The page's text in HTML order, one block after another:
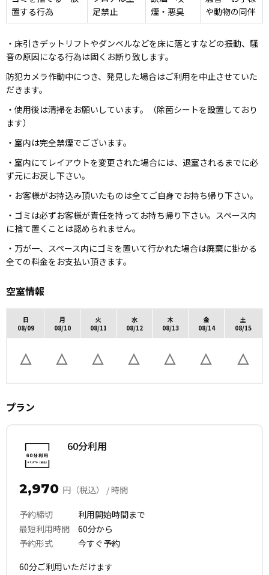
置する行為
足禁止
煙・悪臭
や動物の同伴
・床引きデットリフトやダンベルなどを床に落とすなどの振動、騒
音の原因になる行為は固くお断り致します。
防犯カメラ作動中につき、発見した場合はご利用を中止させていた
だきます。
・使用後は清掃をお願いしています。（除菌シートを設置しており
ます）
・室内は完全禁煙でございます。
・室内にてレイアウトを変更された場合には、退室されるまでに必
ず元にお戻し下さい。
・お客様がお持込み頂いたものは全てご自身でお持ち帰り下さい。
・ゴミは必ずお客様が責任を持ってお持ち帰り下さい。スペース内
に捨て置くことは認められません。
・万が一、スペース内にゴミを置いて行かれた場合は廃棄に掛かる
全ての料金をお支払い頂きます。
空室情報
日
08/09
月
08/10
火
08/11
水
08/12
木
08/13
金
08/14
土
08/15
プラン
60分利用
2,970 円（税込） / 時間
予約締切 利用開始時間まで
最短利用時間 60分から
予約形式 今すぐ予約
60分ご利用いただけます